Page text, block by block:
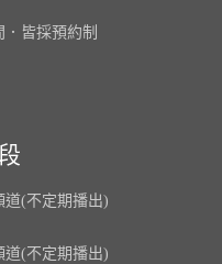
．皆採預約制
道(不定期播出)
道(不定期播出)